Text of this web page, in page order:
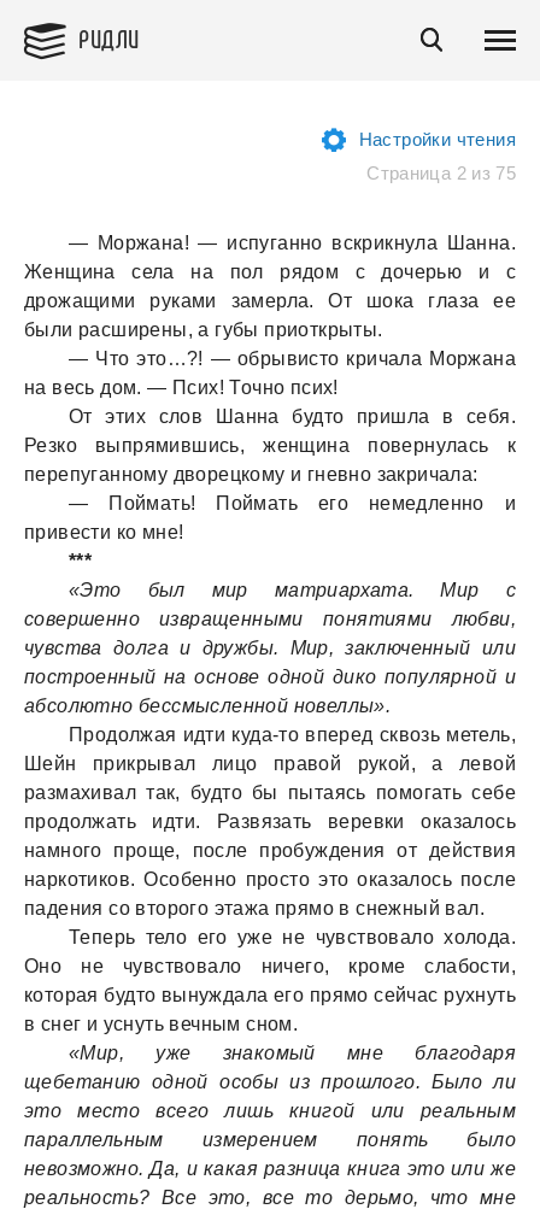
РИДЛИ
Настройки чтения
Страница 2 из 75
— Моржана! — испуганно вскрикнула Шанна.
Женщина села на пол рядом с дочерью и с
дрожащими руками замерла. От шока глаза ее
были расширены, а губы приоткрыты.
— Что это…?! — обрывисто кричала Моржана
на весь дом. — Псих! Точно псих!
От этих слов Шанна будто пришла в себя.
Резко выпрямившись, женщина повернулась к
перепуганному дворецкому и гневно закричала:
— Поймать! Поймать его немедленно и
привести ко мне!
***
«Это был мир матриархата. Мир с
совершенно извращенными понятиями любви,
чувства долга и дружбы. Мир, заключенный или
построенный на основе одной дико популярной и
абсолютно бессмысленной новеллы».
Продолжая идти куда-то вперед сквозь метель,
Шейн прикрывал лицо правой рукой, а левой
размахивал так, будто бы пытаясь помогать себе
продолжать идти. Развязать веревки оказалось
намного проще, после пробуждения от действия
наркотиков. Особенно просто это оказалось после
падения со второго этажа прямо в снежный вал.
Теперь тело его уже не чувствовало холода.
Оно не чувствовало ничего, кроме слабости,
которая будто вынуждала его прямо сейчас рухнуть
в снег и уснуть вечным сном.
«Мир, уже знакомый мне благодаря
щебетанию одной особы из прошлого. Было ли
это место всего лишь книгой или реальным
параллельным измерением понять было
невозможно. Да, и какая разница книга это или же
реальность? Все это, все то дерьмо, что мне